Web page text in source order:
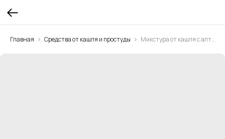
Главная Средства от кашля и простуды Микстура от кашля с алтеем